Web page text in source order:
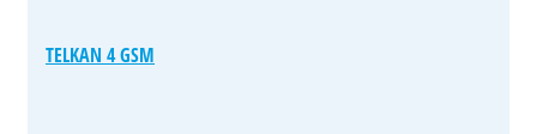
TELKAN 4 GSM